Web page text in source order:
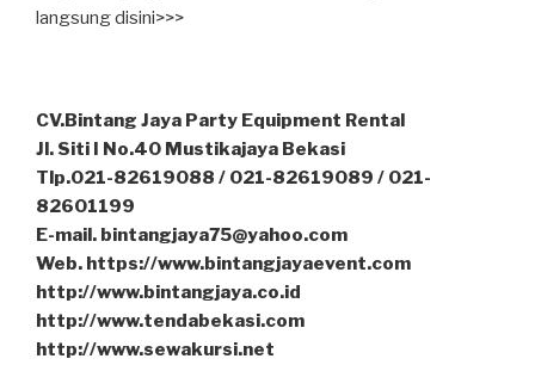
langsung disini>>>
CV.Bintang Jaya Party Equipment Rental
Jl. Siti I No.40 Mustikajaya Bekasi
Tlp.021-82619088 / 021-82619089 / 021-
82601199
E-mail. bintangjaya75@yahoo.com
Web. https://www.bintangjayaevent.com
http://www.bintangjaya.co.id
http://www.tendabekasi.com
http://www.sewakursi.net